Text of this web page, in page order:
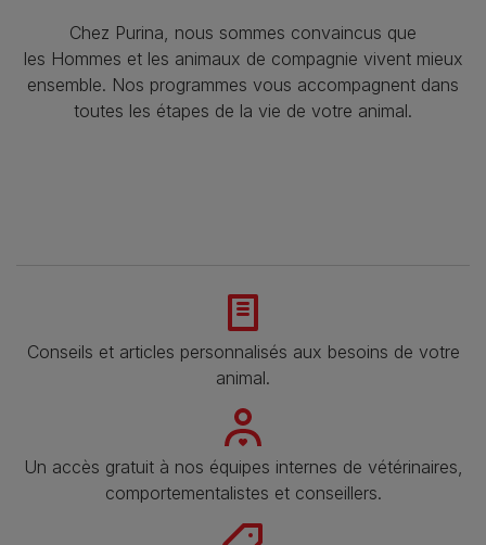
Chez Purina, nous sommes convaincus que
les Hommes et les animaux de compagnie vivent mieux
ensemble. Nos programmes vous accompagnent dans
toutes les étapes de la vie de votre animal.​
Conseils et articles personnalisés aux besoins de votre
animal​.
Un accès gratuit à nos équipes internes de vétérinaires,
comportementalistes et conseillers.